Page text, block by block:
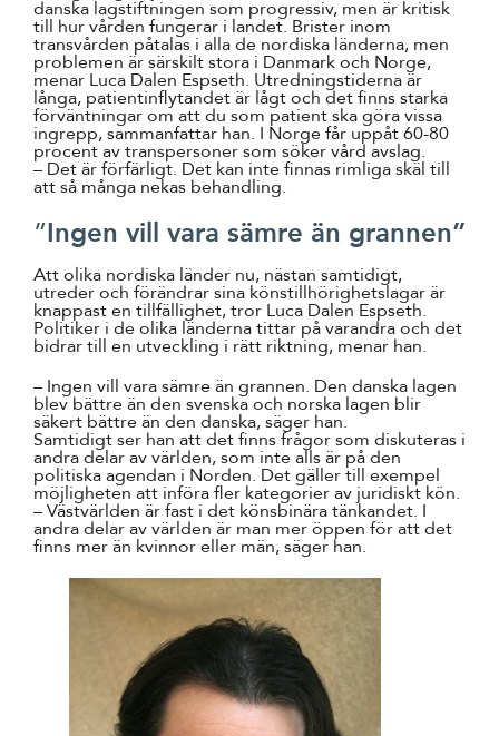
danska lagstiftningen som progressiv, men är kritisk
till hur vården fungerar i landet. Brister inom
transvården påtalas i alla de nordiska länderna, men
problemen är särskilt stora i Danmark och Norge,
menar Luca Dalen Espseth. Utredningstiderna är
långa, patientinflytandet är lågt och det finns starka
förväntningar om att du som patient ska göra vissa
ingrepp, sammanfattar han. I Norge får uppåt 60-80
procent av transpersoner som söker vård avslag.
– Det är förfärligt. Det kan inte finnas rimliga skäl till
att så många nekas behandling.
”Ingen vill vara sämre än grannen”
Att olika nordiska länder nu, nästan samtidigt,
utreder och förändrar sina könstillhörighetslagar är
knappast en tillfällighet, tror Luca Dalen Espseth.
Politiker i de olika länderna tittar på varandra och det
bidrar till en utveckling i rätt riktning, menar han.
– Ingen vill vara sämre än grannen. Den danska lagen
blev bättre än den svenska och norska lagen blir
säkert bättre än den danska, säger han.
Samtidigt ser han att det finns frågor som diskuteras i
andra delar av världen, som inte alls är på den
politiska agendan i Norden. Det gäller till exempel
möjligheten att införa fler kategorier av juridiskt kön.
– Västvärlden är fast i det könsbinära tänkandet. I
andra delar av världen är man mer öppen för att det
finns mer än kvinnor eller män, säger han.